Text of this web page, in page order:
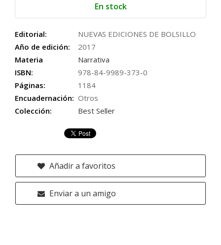
En stock
Editorial:
NUEVAS EDICIONES DE BOLSILLO
Año de edición:
2017
Materia
Narrativa
ISBN:
978-84-9989-373-0
Páginas:
1184
Encuadernación: Otros
Colección:
Best Seller
Añadir a favoritos
Enviar a un amigo